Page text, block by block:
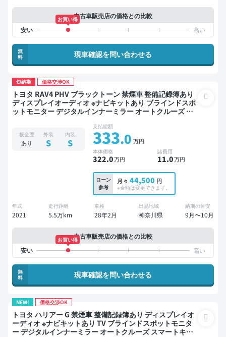
中古車販売店の価格との比較
お買い得
無
料
現車確認を問い合わせる
短納期 価格交渉OK
トヨタ RAV4 PHV ブラックトーン 禁煙車 整備記録簿あり
ディスプレイオーディオ ※ナビキットあり ブラインドスポ
ットモニター デジタルインナーミラー オートクルーズ ス
ー 全方位カメラ ドライブレコーダー 衝突軽減
板金歴
あり
外装
S
内装
S
支払総額
333.0 万円
本体価格
322.0万円
諸費用
11.0万円
ローン
参考
月々 44,500 円
※金額は変更できます。
年式
2021
走行距離
5.5万km
車検
28年2月
出品地域
神奈川県
納期の目安
9月〜10月
中古車販売店の価格との比較
お買い得
無
料
現車確認を問い合わせる
NEW! 価格交渉OK
トヨタ ハリアー G 禁煙車 整備記録簿あり ディスプレイオ
ーディオ ※ナビキットあり TV ブラインドスポットモニタ
ー デジタルインナーミラー オートクルーズ スマートキー